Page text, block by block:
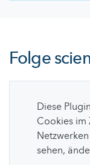
Folge
Diese
Cookies im
sehen,